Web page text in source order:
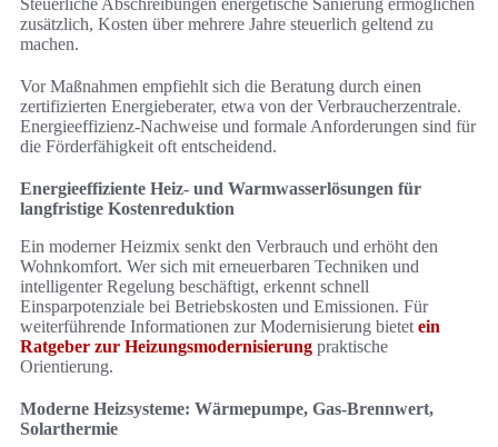
Steuerliche Abschreibungen energetische Sanierung ermöglichen
zusätzlich, Kosten über mehrere Jahre steuerlich geltend zu
machen.
Vor Maßnahmen empfiehlt sich die Beratung durch einen
zertifizierten Energieberater, etwa von der Verbraucherzentrale.
Energieeffizienz-Nachweise und formale Anforderungen sind für
die Förderfähigkeit oft entscheidend.
Energieeffiziente Heiz- und Warmwasserlösungen für
langfristige Kostenreduktion
Ein moderner Heizmix senkt den Verbrauch und erhöht den
Wohnkomfort. Wer sich mit erneuerbaren Techniken und
intelligenter Regelung beschäftigt, erkennt schnell
Einsparpotenziale bei Betriebskosten und Emissionen. Für
weiterführende Informationen zur Modernisierung bietet ein
Ratgeber zur Heizungsmodernisierung praktische
Orientierung.
Moderne Heizsysteme: Wärmepumpe, Gas-Brennwert,
Solarthermie